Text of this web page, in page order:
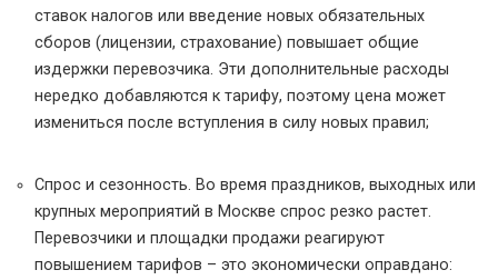
ставок налогов или введение новых обязательных
сборов (лицензии, страхование) повышает общие
издержки перевозчика. Эти дополнительные расходы
нередко добавляются к тарифу, поэтому цена может
измениться после вступления в силу новых правил;
Спрос и сезонность. Во время праздников, выходных или
крупных мероприятий в Москве спрос резко растет.
Перевозчики и площадки продажи реагируют
повышением тарифов – это экономически оправдано: